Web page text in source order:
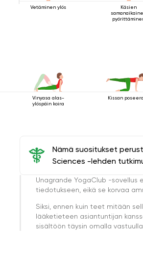
Vetäminen ylös
Käsien
Vinyasa alas-
ylöspäin koira
Kissan
Nämä suositukset
Sciences -lehden
Unagrande YogaClub -sovellus
tiedotukseen, eikä se korvaa
Siksi, ennen kuin teet mitään
lääketieteen asiantuntijan
sisältöön täysin omalla